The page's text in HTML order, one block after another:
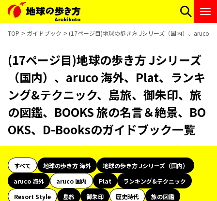
TOP ガイドブック (17ページ目)地球の歩き方 Jシリーズ（国内）、aruco
(17ページ目)地球の歩き方 Jシリーズ
（国内）、aruco 海外、Plat、ランキ
ング&テクニック、島旅、御朱印、旅
の図鑑、BOOKS 旅の名言＆絶景、BO
OKS、D-Booksのガイドブック一覧
すべて 地球の歩き方 海外
地球の歩き方 Jシリーズ（国内）
aruco 海外
aruco 国内 Plat
ランキング&テクニック
Resort Style
島旅 御朱印 歴史時代
旅の図鑑